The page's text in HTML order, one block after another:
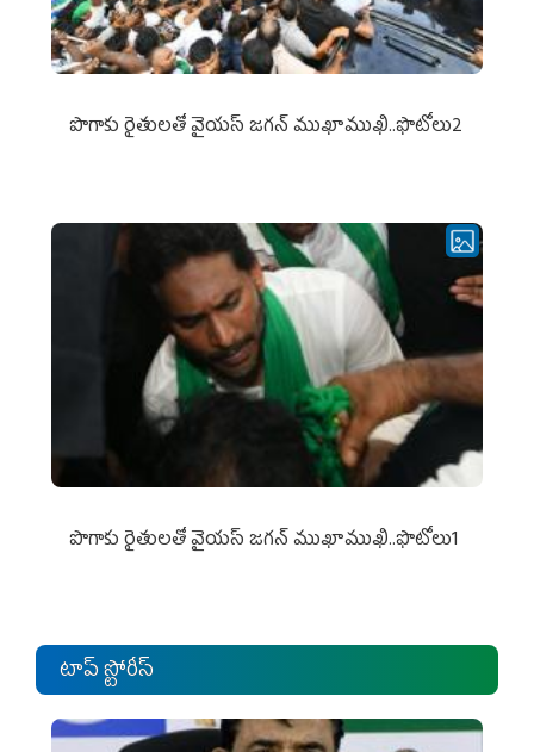
పొగాకు రైతుల‌తో వైయ‌స్ జ‌గ‌న్ ముఖాముఖి..ఫొటోలు2
పొగాకు రైతుల‌తో వైయ‌స్ జ‌గ‌న్ ముఖాముఖి..ఫొటోలు1
టాప్ స్టోరీస్